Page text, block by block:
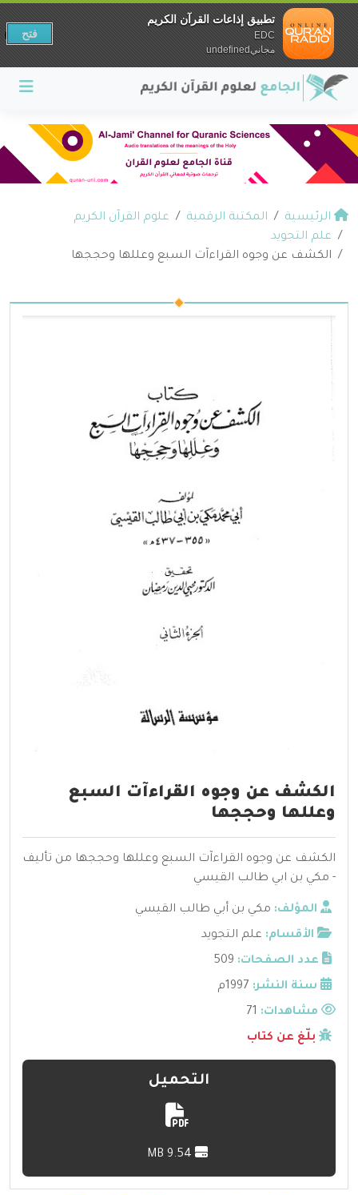
الرئيسية المكتبة الرقمية
علوم القرآن الكريم
علم التجويد
الكشف عن وجوه القراءآت السبع وعللها وحججها
الكشف عن وجوه القراءآت السبع
وعللها وحججها
الكشف عن وجوه القراءآت السبع وعللها وحججها من تأليف
- مكي بن ابي طالب القيسي
المؤلف: مكي بن أبي طالب القيسي
الأقسام: علم التجويد
عدد الصفحات: 509
سنة النشر: 1997م
مشاهدات:
بلّغ عن كتاب
التحميل
تطبيق إذاعات القرآن الكريم
EDC
مجانيundefined
فتح